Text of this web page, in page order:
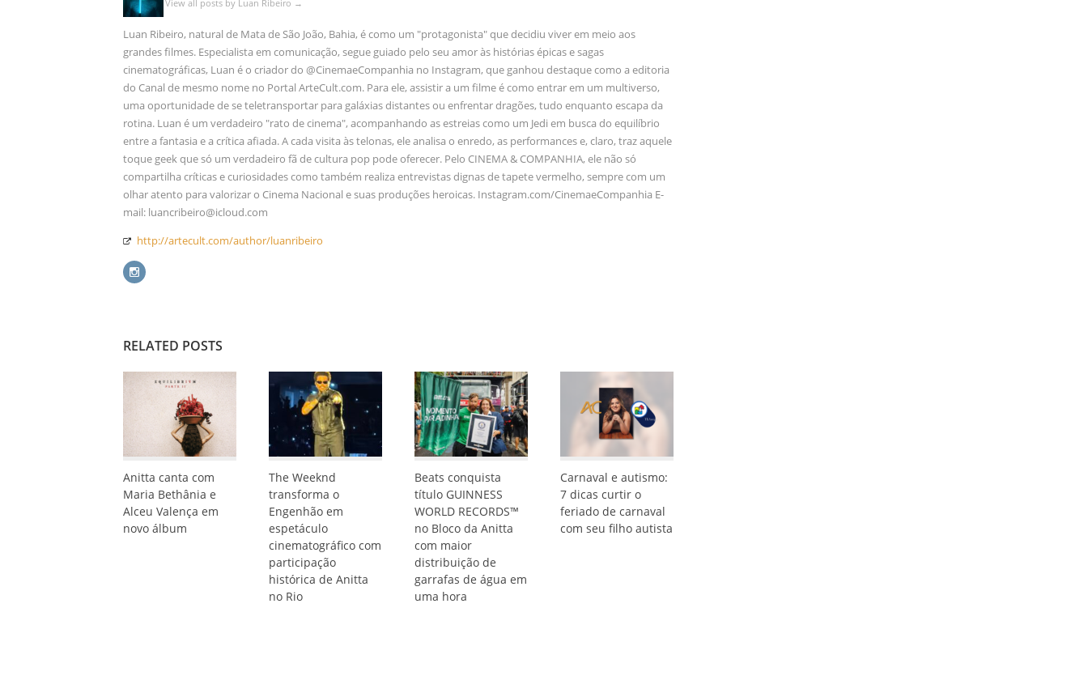
View all posts by Luan Ribeiro →
Luan Ribeiro, natural de Mata de São João, Bahia, é como um "protagonista" que decidiu viver em meio aos
grandes filmes. Especialista em comunicação, segue guiado pelo seu amor às histórias épicas e sagas
cinematográficas, Luan é o criador do @CinemaeCompanhia no Instagram, que ganhou destaque como a editoria
do Canal de mesmo nome no Portal ArteCult.com. Para ele, assistir a um filme é como entrar em um multiverso,
uma oportunidade de se teletransportar para galáxias distantes ou enfrentar dragões, tudo enquanto escapa da
rotina. Luan é um verdadeiro "rato de cinema", acompanhando as estreias como um Jedi em busca do equilíbrio
entre a fantasia e a crítica afiada. A cada visita às telonas, ele analisa o enredo, as performances e, claro, traz aquele
toque geek que só um verdadeiro fã de cultura pop pode oferecer. Pelo CINEMA & COMPANHIA, ele não só
compartilha críticas e curiosidades como também realiza entrevistas dignas de tapete vermelho, sempre com um
olhar atento para valorizar o Cinema Nacional e suas produções heroicas. Instagram.com/CinemaeCompanhia E-
mail: luancribeiro@icloud.com
http://artecult.com/author/luanribeiro
RELATED POSTS
Anitta canta com
Maria Bethânia e
Alceu Valença em
novo álbum
The Weeknd
transforma o
Engenhão em
espetáculo
cinematográfico com
participação
histórica de Anitta
no Rio
Beats conquista
título GUINNESS
WORLD RECORDS™
no Bloco da Anitta
com maior
distribuição de
garrafas de água em
uma hora
Carnaval e autismo:
7 dicas curtir o
feriado de carnaval
com seu filho autista